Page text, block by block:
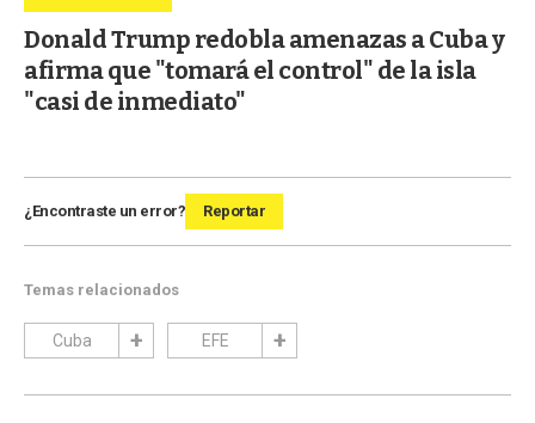
Donald Trump redobla amenazas a Cuba y
afirma que "tomará el control" de la isla
"casi de inmediato"
¿Encontraste un error? Reportar
Temas relacionados
Cuba EFE